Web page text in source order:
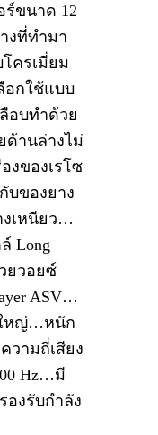
ร์ขนาด 12
งที่ทำมา
ครเมี่ยม
อกใช้แบบ
ลือบทำด้วย
ด้านล่างไม่
งของเรโซ
ของยาง
เหนียว…
Long
ยวอยซ์
ASV…
หญ่…หนัก
วามถี่เสียง
Hz…มี
องรับกำลัง